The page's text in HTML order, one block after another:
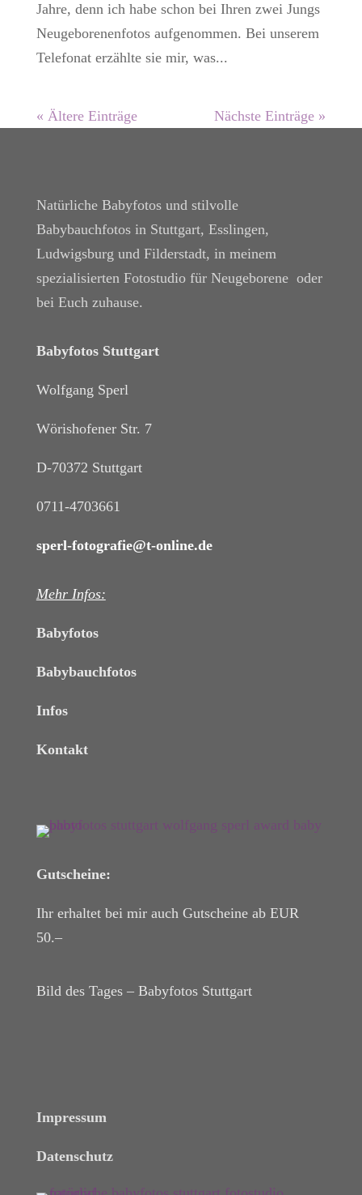
Jahre, denn ich habe schon bei Ihren zwei Jungs
Neugeborenenfotos aufgenommen. Bei unserem
Telefonat erzählte sie mir, was...
« Ältere Einträge Nächste Einträge »
Natürliche Babyfotos und stilvolle
Babybauchfotos in Stuttgart, Esslingen,
Ludwigsburg und Filderstadt, in meinem
spezialisierten Fotostudio für Neugeborene oder
bei Euch zuhause.
Babyfotos Stuttgart
Wolfgang Sperl
Wörishofener Str. 7
D-70372 Stuttgart
0711-4703661
sperl-fotografie@t-online.de
Mehr Infos:
Babyfotos
Babybauchfotos
Infos
Kontakt
Gutscheine:
Ihr erhaltet bei mir auch Gutscheine ab EUR
50.–
Bild des Tages – BabyfotosStuttgart
Impressum
Datenschutz